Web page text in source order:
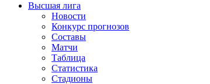
Высшая лига
Новости
Конкурс прогнозов
Составы
Матчи
Таблица
Статистика
Стадионы